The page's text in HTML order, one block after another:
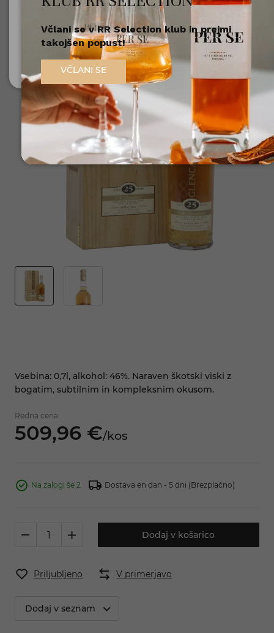
Vsebina: 0,7l, alkohol: 46%. Naraven škotski viski z
bogatim, subtilnim in kompleksnim okusom.
Redna cena
509,96 €/kos
Na zalogi še 2 Dostava en dan - 5 dni (Brezplačno)
Dodaj v košarico
Priljubljeno V primerjavo
Dodaj v seznam
Nisem polnoleten
Sem polnoleten (18+)
Včlani se v RR Selection klub in prejmi
takojšen popust!
VČLANI SE